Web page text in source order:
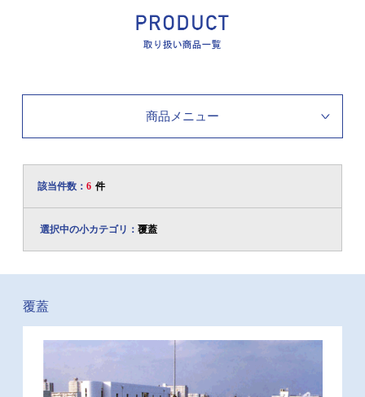
商品メニュー
該当件数： 6 件
選択中の小カテゴリ： 覆蓋
覆蓋